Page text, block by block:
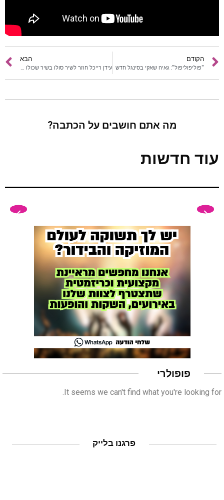
הקודם
"פוליפוליפול": גאיה שאקי בסינגל חדש
הבא
עידן רייכל חוזר לשיר סולו בשיר שכולו אהבה
מה אתם חושבים על הכתבה?
עוד חדשות
פופולרי
It seems we can't find what you're looking for.
פרגנו בלייק